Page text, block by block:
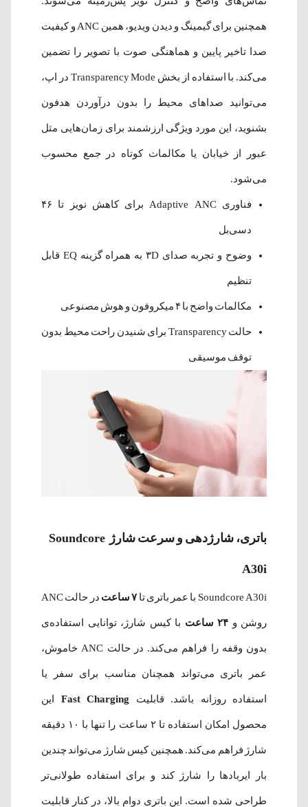
همچنین برای گیمینگ و دیدن ویدیو، همین ANC و کیفیت
صدا تاخیر پایین و هماهنگی صوت با تصویر را تضمین
می‌کند. با استفاده از بخش Transparency Mode در اپ،
می‌توانید صداهای محیط را بدون درآوردن هدفون
بشنوید، این مورد ویژگی ارزشمند برای زمان‌هایی مثل
عبور از خیابان یا مکالمات کوتاه در جمع محسوب
می‌شود.
فناوری Adaptive ANC برای کاهش نویز تا ۴۶
دسی‌بل
وضوح و تجربه صدای ۳D به همراه گزینه EQ قابل
تنظیم
مکالمات واضح با ۴ میکروفون و هوش مصنوعی
حالت Transparency برای شنیدن راحت محیط بدون
توقف موسیقی
باتری، شارژدهی و سرعت شارژ Soundcore
A30i
Soundcore A30i با عمر باتری تا ۷ ساعت در حالت ANC
روشن و ۲۴ ساعت با کیس شارژ، توانایی استفاده‌ی
بدون وقفه را فراهم می‌کند. در حالت ANC خاموش،
عمر باتری می‌تواند همچنان مناسب برای سفر یا
استفاده روزانه باشد. قابلیت Fast Charging این
محصول امکان استفاده تا ۲ ساعت را تنها با ۱۰ دقیقه
شارژ فراهم می‌کند. همچنین کیس شارژ می‌تواند چندین
بار ایربادها را شارژ کند و برای استفاده طولانی‌تر
طراحی شده است. این باتری دوام بالا، در کنار قابلیت